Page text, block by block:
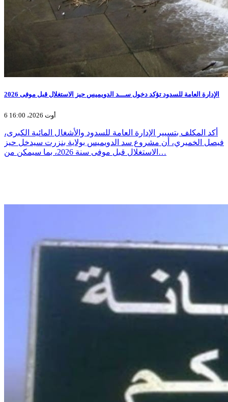
الإدارة العامة للسدود تؤكد دخول ســـد الدويميس حيز الاستغلال قبل موفى 2026
6 أوت 2026، 16:00
أكد المكلف بتسيير الإدارة العامة للسدود والأشغال المائية الكبرى،
فيصل الخميري، أن مشروع سد الدويميس بولاية بنزرت سيدخل حيز
الاستغلال قبل موفى سنة 2026، بما سيمكن من…